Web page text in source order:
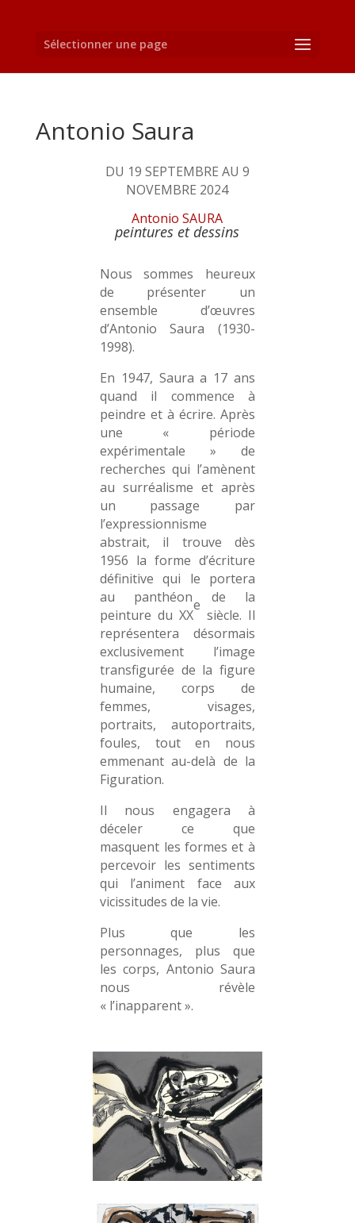
Sélectionner une page
Antonio Saura
DU 19 SEPTEMBRE AU 9
NOVEMBRE 2024
Antonio SAURA
peintures et dessins
Nous sommes heureux
de présenter un
ensemble d’œuvres
d’Antonio Saura (1930-
1998).
En 1947, Saura a 17 ans
quand il commence à
peindre et à écrire. Après
une « période
expérimentale » de
recherches qui l’amènent
au surréalisme et après
un passage par
l’expressionnisme
abstrait, il trouve dès
1956 la forme d’écriture
définitive qui le portera
au panthéon de la
peinture du XX
e
siècle. Il
représentera désormais
exclusivement l’image
transfigurée de la figure
humaine, corps de
femmes, visages,
portraits, autoportraits,
foules, tout en nous
emmenant au-delà de la
Figuration.
Il nous engagera à
déceler ce que
masquent les formes et à
percevoir les sentiments
qui l’animent face aux
vicissitudes de la vie.
Plus que les
personnages, plus que
les corps, Antonio Saura
nous révèle
« l’inapparent ».